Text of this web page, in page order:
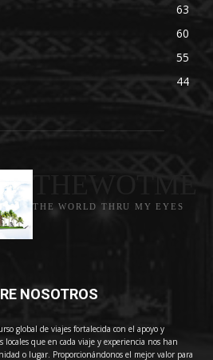
63
60
55
44
THE WORLD THRU MY EYES
NOSOTROS
global de viajes fortalecida con el apoyo y
locales que en cada viaje y experiencia nos han
o lugar. Proporcionándonos el mejor valor para